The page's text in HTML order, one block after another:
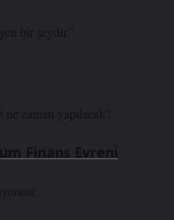
bir şeydir.”
ne zaman yapılacak?
Finans Evreni